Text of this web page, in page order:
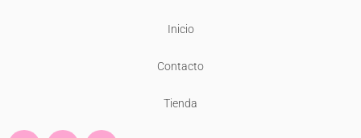
Inicio
Contacto
Tienda